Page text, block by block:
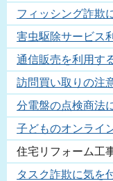
フィッシング詐欺
害虫駆除サービス
通信販売を利用す
訪問買い取りの注
分電盤の点検商法
子どものオンライ
住宅リフォーム工
タスク詐欺に気を